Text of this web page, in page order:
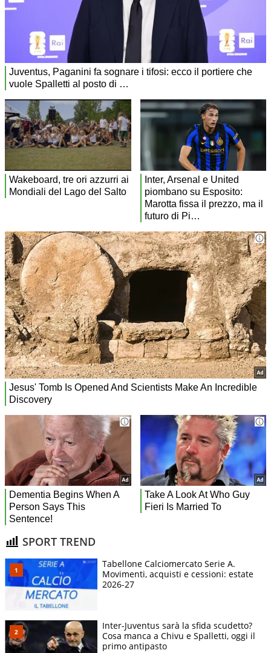
SPORT TREND
Tabellone Calciomercato Serie A.
Movimenti, acquisti e cessioni: estate
2026-27
Inter-Juventus sarà la sfida scudetto?
Cosa manca a Chivu e Spalletti, oggi il
primo antipasto